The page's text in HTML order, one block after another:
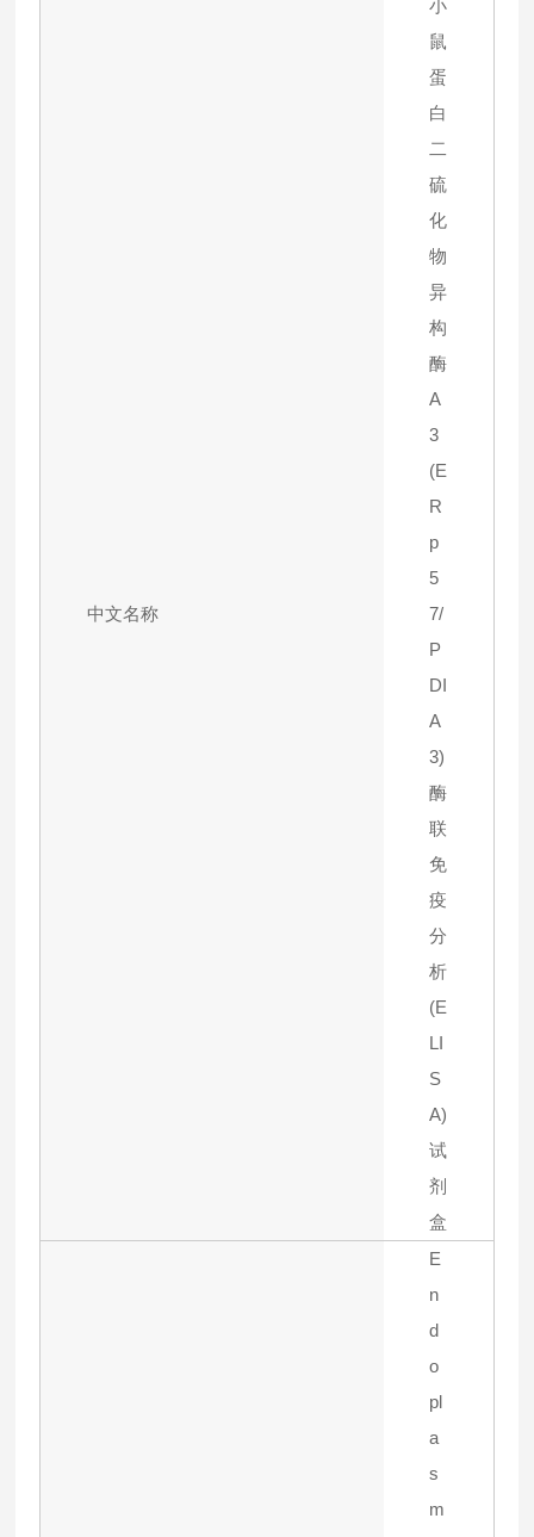
中文名称
小
鼠
蛋
白
二
硫
化
物
异
构
酶
A
3
(E
R
p
5
7/
P
DI
A
3)
酶
联
免
疫
分
析
(E
LI
S
A)
试
剂
盒
E
n
d
o
pl
a
s
m